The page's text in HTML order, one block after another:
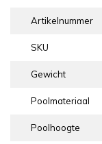
Artikelnummer
SKU
Gewicht
Poolmateriaal
Poolhoogte